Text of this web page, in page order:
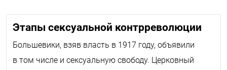
Этапы сексуальной контрреволюции
Большевики, взяв власть в 1917 году, объявили
в том числе и сексуальную свободу. Церковный